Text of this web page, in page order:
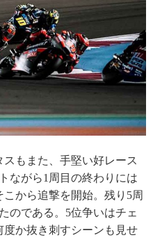
もまた、手堅い好レース
ながら1周目の終わりには
から追撃を開始。残り5周
のである。5位争いはチェ
か抜き刺すシーンも見せ